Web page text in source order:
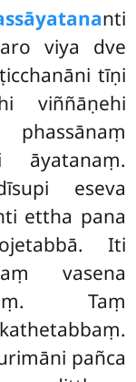
nti
viya dve
tīṇi
viññāṇehi
āyatanaṃ.
eseva
ettha pana
Iti
vasena
Taṃ
pañca